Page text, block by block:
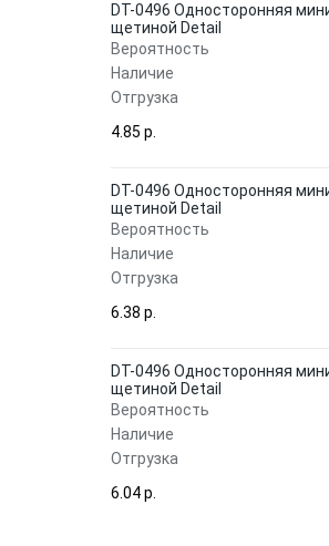
DT-0496 Односторонняя
щетиной Detail
Вероятность
Наличие
Отгрузка
4.85 p.
DT-0496 Односторонняя
щетиной Detail
Вероятность
Наличие
Отгрузка
6.38 p.
DT-0496 Односторонняя
щетиной Detail
Вероятность
Наличие
Отгрузка
6.04 p.